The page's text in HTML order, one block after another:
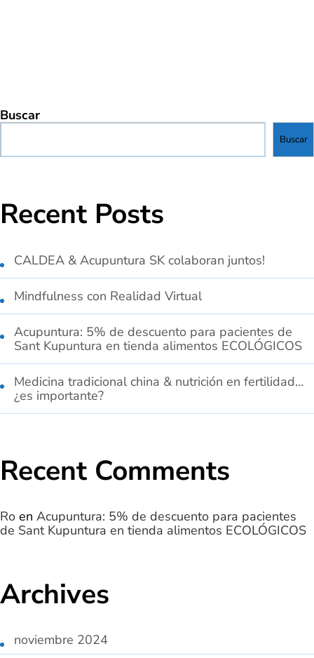
Buscar
Buscar
Recent Posts
CALDEA & Acupuntura SK colaboran juntos!
Mindfulness con Realidad Virtual
Acupuntura: 5% de descuento para pacientes de
Sant Kupuntura en tienda alimentos ECOLÓGICOS
Medicina tradicional china & nutrición en fertilidad…
¿es importante?
Recent Comments
Ro en Acupuntura: 5% de descuento para pacientes
de Sant Kupuntura en tienda alimentos ECOLÓGICOS
Archives
noviembre 2024